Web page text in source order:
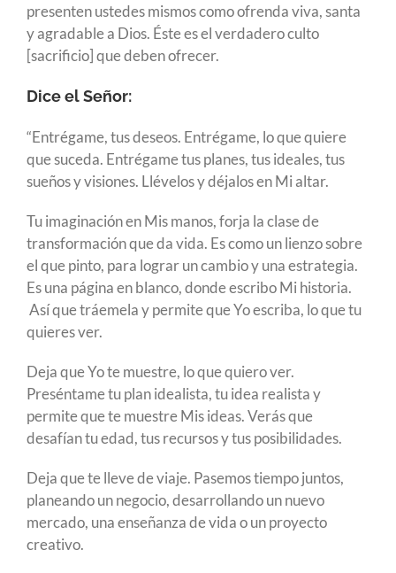
presenten ustedes mismos como ofrenda viva, santa
y agradable a Dios. Éste es el verdadero culto
[sacrificio] que deben ofrecer.
Dice el Señor:
“Entrégame, tus deseos. Entrégame, lo que quiere
que suceda. Entrégame tus planes, tus ideales, tus
sueños y visiones. Llévelos y déjalos en Mi altar.
Tu imaginación en Mis manos, forja la clase de
transformación que da vida. Es como un lienzo sobre
el que pinto, para lograr un cambio y una estrategia.
Es una página en blanco, donde escribo Mi historia.
Así que tráemela y permite que Yo escriba, lo que tu
quieres ver.
Deja que Yo te muestre, lo que quiero ver.
Preséntame tu plan idealista, tu idea realista y
permite que te muestre Mis ideas. Verás que
desafían tu edad, tus recursos y tus posibilidades.
Deja que te lleve de viaje. Pasemos tiempo juntos,
planeando un negocio, desarrollando un nuevo
mercado, una enseñanza de vida o un proyecto
creativo.